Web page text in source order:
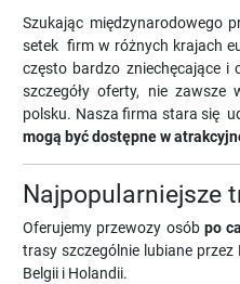
Szukając międzynarodowego
setek firm w różnych krajach
często bardzo zniechęcające i
szczegóły oferty, nie zawsze
polsku. Nasza firma stara się
mogą być dostępne w
Najpopularniejsze
Oferujemy przewozy osób po
trasy szczególnie lubiane
Belgii i Holandii.